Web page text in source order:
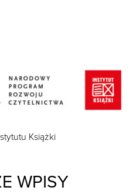
Książki
WPISY